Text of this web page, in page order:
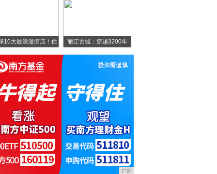
10大最浪漫酒店！住 丽江古城：穿越3200年
广告